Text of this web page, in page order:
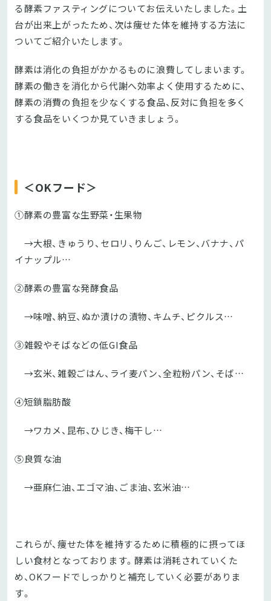
る酵素ファスティングについてお伝えいたしました。土
台が出来上がったため、次は痩せた体を維持する方法に
ついてご紹介いたします。
酵素は消化の負担がかかるものに浪費してしまいます。
酵素の働きを消化から代謝へ効率よく使用するために、
酵素の消費の負担を少なくする食品、反対に負担を多く
する食品をいくつか見ていきましょう。
＜OKフード＞
①酵素の豊富な生野菜・生果物
→大根、きゅうり、セロリ、りんご、レモン、バナナ、パ
イナップル…
②酵素の豊富な発酵食品
→味噌、納豆、ぬか漬けの漬物、キムチ、ピクルス…
③雑穀やそばなどの低GI食品
→玄米、雑穀ごはん、ライ麦パン、全粒粉パン、そば…
④短鎖脂肪酸
→ワカメ、昆布、ひじき、梅干し…
⑤良質な油
→亜麻仁油、エゴマ油、ごま油、玄米油…
これらが、痩せた体を維持するために積極的に摂ってほ
しい食材となっております。酵素は消耗されていくた
め、OKフードでしっかりと補充していく必要がありま
す。